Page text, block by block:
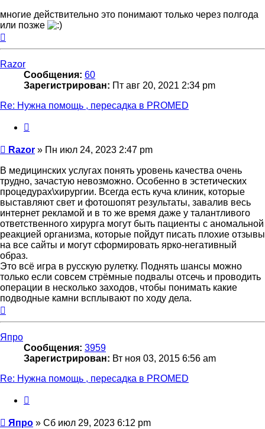
многие действительно это понимают только через полгода
или позже
Razor
Сообщения: 60
Зарегистрирован: Пт авг 20, 2021 2:34 pm
Re: Нужна помощь , пересадка в PROMED
Сообщение
Razor » Пн июл 24, 2023 2:47 pm
В медицинских услугах понять уровень качества очень
трудно, зачастую невозможно. Особенно в эстетических
процедурах\хирургии. Всегда есть куча клиник, которые
выставляют свет и фотошопят результаты, завалив весь
интернет рекламой и в то же время даже у талантливого
ответственного хирурга могут быть пациенты с аномальной
реакцией организма, которые пойдут писать плохие отзывы
на все сайты и могут сформировать ярко-негативный
образ.
Это всё игра в русскую рулетку. Поднять шансы можно
только если совсем стрёмные подвалы отсечь и проводить
операции в несколько заходов, чтобы понимать какие
подводные камни всплывают по ходу дела.
Япро
Сообщения: 3959
Зарегистрирован: Вт ноя 03, 2015 6:56 am
Re: Нужна помощь , пересадка в PROMED
Сообщение
Япро » Сб июл 29, 2023 6:12 pm